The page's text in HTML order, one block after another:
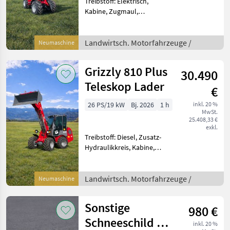
Neumaschine
Kabine, Zugmaul,
Elektroantrieb Der Grizzly
Hoflader Modell 810
ist ein
Landwirtsch. Motorfahrzeuge /
Neumaschine
Grizzly 810 Plus
Teleskop Lader
30.490
€
inkl. 20 %
MwSt.
25.408,33 €
exkl.
26 PS/19 kW Bj. 2026 1 h
Treibstoff: Diesel, Zusatz-
Hydraulikkreis, Kabine,
hydr. Geräteverriegelung
Wir verkaufen einen neuen
810+T. Die
Landwirtsch. Motorfahrzeuge /
Sonstige
Schneeschild 2,0
980 €
inkl. 20 %